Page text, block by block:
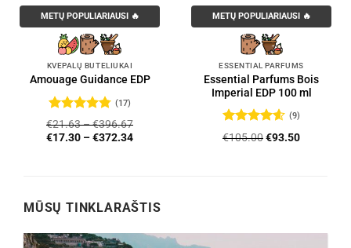
METŲ POPULIARIAUSI 🔥
KVEPALŲ BUTELIUKAI
Amouage Guidance EDP
Įvertinimas:
4.76iš 5
(17)
€21.63–€396.67
€17.30 –€372.34
METŲ POPULIARIAUSI 🔥
ESSENTIAL PARFUMS
Essential Parfums Bois
Imperial EDP 100 ml
Įvertinimas:
(9)
€105.00Original
€93.50Current
MŪSŲ TINKLARAŠTIS